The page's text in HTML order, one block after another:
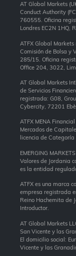
AT Global Markets
Conduct Authority
760555. Oficina
Londres EC2N 1HQ,
ATFX Global
Comisión de Bolsa y
285/15. Oficina
Office 204, 3022,
AT Global Markets
de Servicios
registrada: G08,
Cybercity, 72201
ATFX MENA
Mercados de
licencia de
EMERGING
Valores de Jordania
es la entidad
ATFX es una marca
empresa registrada
Reino Hachemita de
Introductor.
AT Global Markets
San Vicente y las
El domicilio social:
Vicente y las